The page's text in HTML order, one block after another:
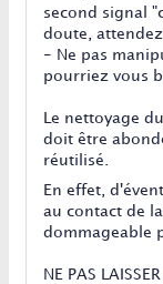
second signal
doute, attendez
- Ne pas
pourriez vous
Le nettoyage
doit être
réutilisé.
En effet,
au contact de
dommageable
NE PAS